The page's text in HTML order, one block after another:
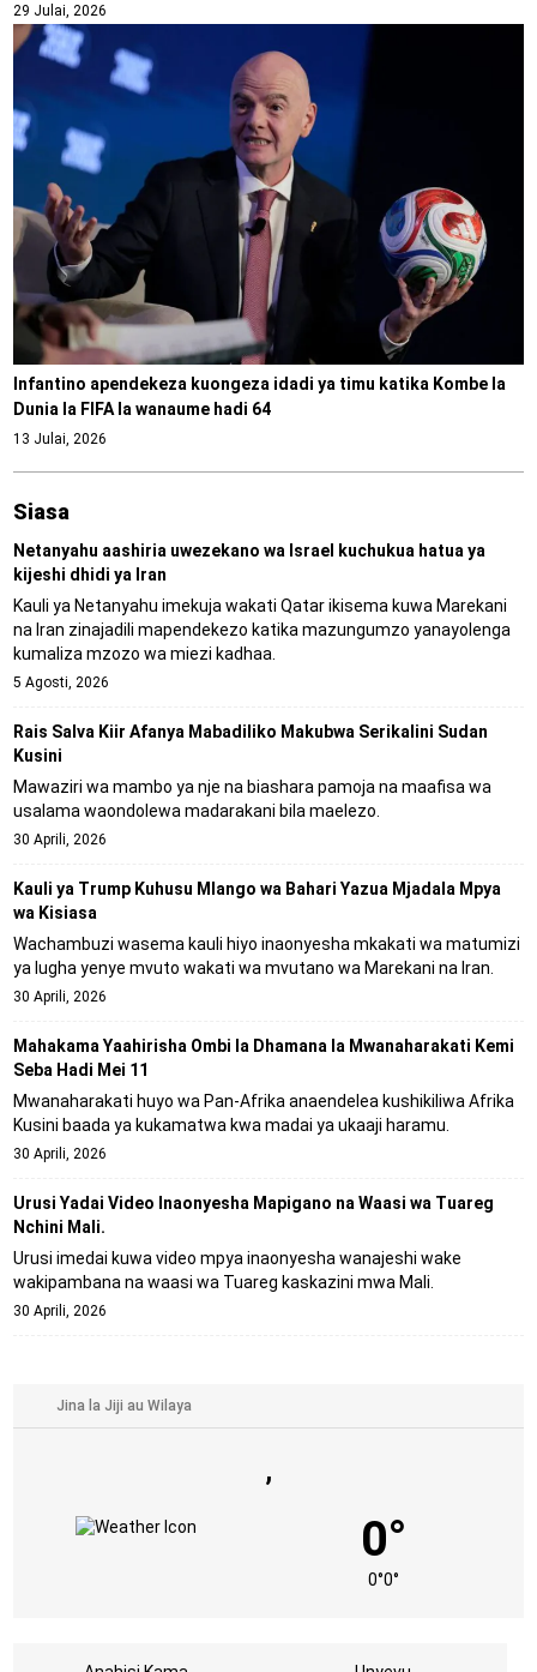
29 Julai, 2026
Infantino apendekeza kuongeza idadi ya timu katika Kombe la
Dunia la FIFA la wanaume hadi 64
13 Julai, 2026
Siasa
Netanyahu aashiria uwezekano wa Israel kuchukua hatua ya
kijeshi dhidi ya Iran
Kauli ya Netanyahu imekuja wakati Qatar ikisema kuwa Marekani
na Iran zinajadili mapendekezo katika mazungumzo yanayolenga
kumaliza mzozo wa miezi kadhaa.
5 Agosti, 2026
Rais Salva Kiir Afanya Mabadiliko Makubwa Serikalini Sudan
Kusini
Mawaziri wa mambo ya nje na biashara pamoja na maafisa wa
usalama waondolewa madarakani bila maelezo.
30 Aprili, 2026
Kauli ya Trump Kuhusu Mlango wa Bahari Yazua Mjadala Mpya
wa Kisiasa
Wachambuzi wasema kauli hiyo inaonyesha mkakati wa matumizi
ya lugha yenye mvuto wakati wa mvutano wa Marekani na Iran.
30 Aprili, 2026
Mahakama Yaahirisha Ombi la Dhamana la Mwanaharakati Kemi
Seba Hadi Mei 11
Mwanaharakati huyo wa Pan-Afrika anaendelea kushikiliwa Afrika
Kusini baada ya kukamatwa kwa madai ya ukaaji haramu.
30 Aprili, 2026
Urusi Yadai Video Inaonyesha Mapigano na Waasi wa Tuareg
Nchini Mali.
Urusi imedai kuwa video mpya inaonyesha wanajeshi wake
wakipambana na waasi wa Tuareg kaskazini mwa Mali.
30 Aprili, 2026
,
0°
0°0°